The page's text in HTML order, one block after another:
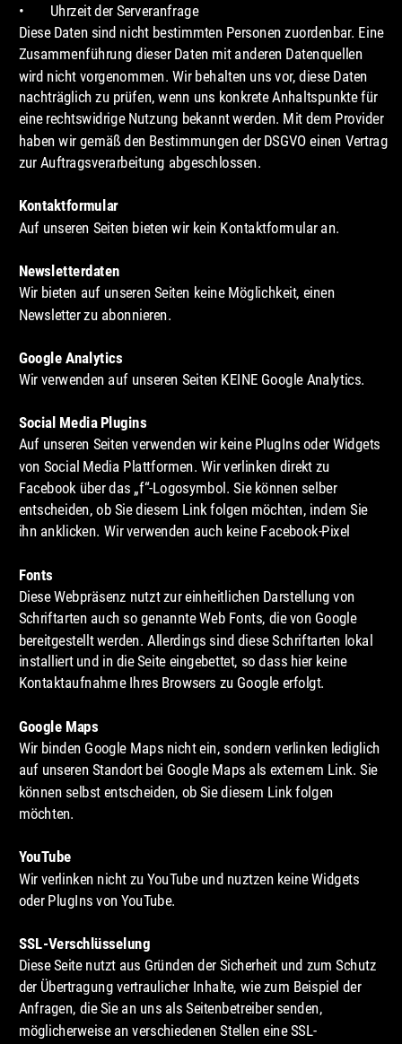
•
Uhrzeit der Serveranfrage
Diese Daten sind nicht bestimmten Personen zuordenbar. Eine
Zusammenführung dieser Daten mit anderen Datenquellen
wird nicht vorgenommen. Wir behalten uns vor, diese Daten
nachträglich zu prüfen, wenn uns konkrete Anhaltspunkte für
eine rechtswidrige Nutzung bekannt werden. Mit dem Provider
haben wir gemäß den Bestimmungen der DSGVO einen Vertrag
zur Auftragsverarbeitung abgeschlossen.
Kontaktformular
Auf unseren Seiten bieten wir kein Kontaktformular an.
Newsletterdaten
Wir bieten auf unseren Seiten keine Möglichkeit, einen
Newsletter zu abonnieren.
Google Analytics
Wir verwenden auf unseren Seiten KEINE Google Analytics.
Social Media Plugins
Auf unseren Seiten verwenden wir keine PlugIns oder Widgets
von Social Media Plattformen. Wir verlinken direkt zu
Facebook über das „f“-Logosymbol. Sie können selber
entscheiden, ob Sie diesem Link folgen möchten, indem Sie
ihn anklicken. Wir verwenden auch keine Facebook-Pixel
Fonts
Diese Webpräsenz nutzt zur einheitlichen Darstellung von
Schriftarten auch so genannte Web Fonts, die von Google
bereitgestellt werden. Allerdings sind diese Schriftarten lokal
installiert und in die Seite eingebettet, so dass hier keine
Kontaktaufnahme Ihres Browsers zu Google erfolgt.
Google Maps
Wir binden Google Maps nicht ein, sondern verlinken lediglich
auf unseren Standort bei Google Maps als externem Link. Sie
können selbst entscheiden, ob Sie diesem Link folgen
möchten.
YouTube
Wir verlinken nicht zu YouTube und nuztzen keine Widgets
oder PlugIns von YouTube.
SSL-Verschlüsselung
Diese Seite nutzt aus Gründen der Sicherheit und zum Schutz
der Übertragung vertraulicher Inhalte, wie zum Beispiel der
Anfragen, die Sie an uns als Seitenbetreiber senden,
möglicherweise an verschiedenen Stellen eine SSL-